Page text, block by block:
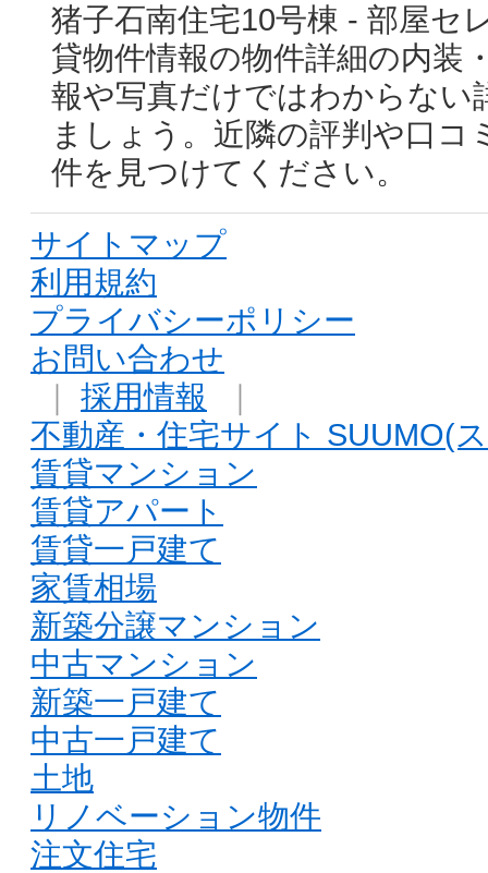
猪子石南住宅10号棟 - 部屋セ
貸物件情報の物件詳細の内装
報や写真だけではわからない
ましょう。近隣の評判や口
件を見つけてください。
サイトマップ
利用規約
プライバシーポリシー
お問い合わせ
｜ 採用情報 ｜
不動産・住宅サイト SUUMO(
賃貸マンション
賃貸アパート
賃貸一戸建て
家賃相場
新築分譲マンション
中古マンション
新築一戸建て
中古一戸建て
土地
リノベーション物件
注文住宅